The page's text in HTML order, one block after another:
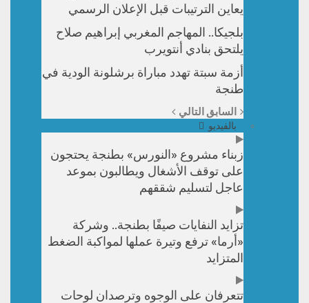
يعاين الترتيبات قبل الإعلان الرسمي
بلجيكا.. المهاجم المغربي إبراهيم صلاح
يلتحق بنادي أنتويرب
أزمة سبتة تهدد مباراة برشلونة الودية في
طنجة
السابق التالي
بالفيديو
زبناء مشروع «النورس» بطنجة يحتجون
على توقف الأشغال ويطالبون بموعد
عاجل لتسليم شققهم
تزايد النفايات صيفًا بطنجة.. وشركة
«أرما» ترفع وتيرة عملها لمواكبة الضغط
المتزايد
تتعرفان على الوجوه وترصدان لوحات